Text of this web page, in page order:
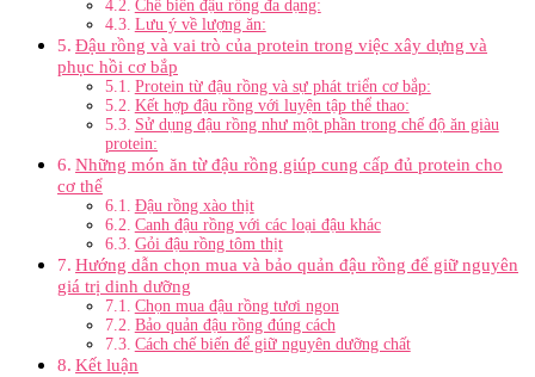
Chế biến đậu rồng đa dạng:
Lưu ý về lượng ăn:
Đậu rồng và vai trò của protein trong việc xây dựng và
phục hồi cơ bắp
Protein từ đậu rồng và sự phát triển cơ bắp:
Kết hợp đậu rồng với luyện tập thể thao:
Sử dụng đậu rồng như một phần trong chế độ ăn giàu
protein:
Những món ăn từ đậu rồng giúp cung cấp đủ protein cho
cơ thể
Đậu rồng xào thịt
Canh đậu rồng với các loại đậu khác
Gỏi đậu rồng tôm thịt
Hướng dẫn chọn mua và bảo quản đậu rồng để giữ nguyên
giá trị dinh dưỡng
Chọn mua đậu rồng tươi ngon
Bảo quản đậu rồng đúng cách
Cách chế biến để giữ nguyên dưỡng chất
Kết luận